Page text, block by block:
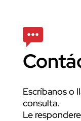
Escríbanos o
consulta.
Le